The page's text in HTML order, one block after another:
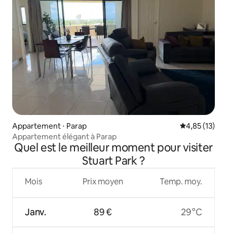
Appartement ⋅ Parap Évaluation
4,85 (13)
Appartement élégant à Parap
Quel est le meilleur moment pour visiter
Stuart Park ?
Mois
Janv.
Prix moyen
89 €
Temp. moy.
29 °C